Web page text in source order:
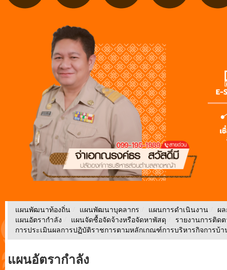
แผนพัฒนาท้องถิ่น / แผนพัฒนาบุคลากร / แผนการดำเนินงาน /
ผ
แผนอัตรากำลัง / แผนจัดซื้อจัดจ้างหรือจัดหาพัสดุ / รายงานการติด
การประเมินผลการปฏิบัติราชการตามหลักเกณฑ์การบริหารกิจการบ้า
แผนอัตรากำลัง